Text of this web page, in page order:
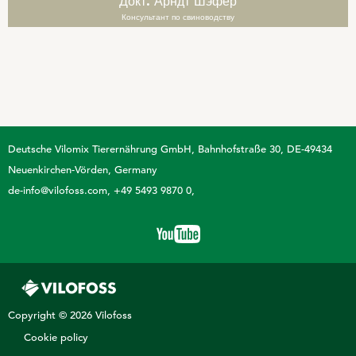
Консультант по свиноводству
Deutsche Vilomix Tierernährung GmbH Bahnhofstraße 30, DE-49434
Neuenkirchen-Vörden, Germany
de-info@vilofoss.com +49 5493 9870 0
Copyright © 2026 Vilofoss
Cookie policy